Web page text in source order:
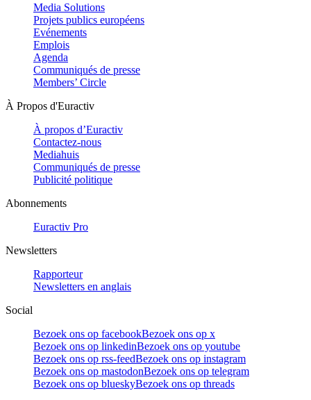
Media Solutions
Projets publics européens
Evénements
Emplois
Agenda
Communiqués de presse
Members’ Circle
À Propos d'Euractiv
À propos d’Euractiv
Contactez-nous
Mediahuis
Communiqués de presse
Publicité politique
Abonnements
Euractiv Pro
Newsletters
Rapporteur
Newsletters en anglais
Social
Bezoek ons op facebookBezoek ons op x
Bezoek ons op linkedinBezoek ons op youtube
Bezoek ons op rss-feedBezoek ons op instagram
Bezoek ons op mastodonBezoek ons op telegram
Bezoek ons op blueskyBezoek ons op threads